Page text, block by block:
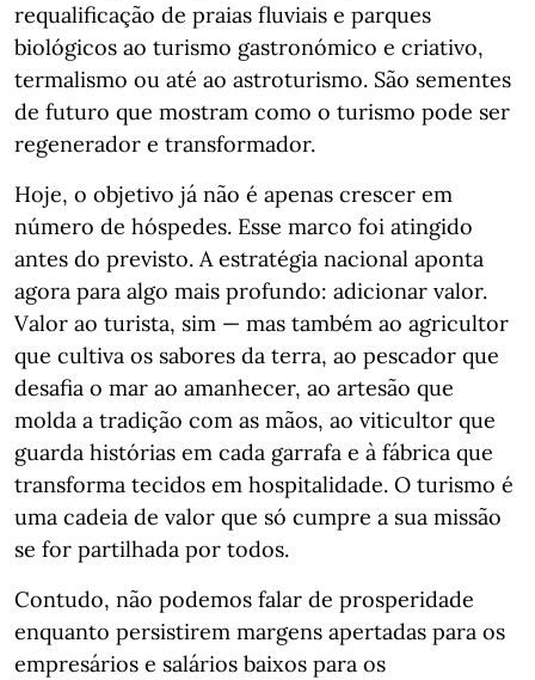
requalificação de praias fluviais e parques
biológicos ao turismo gastronómico e criativo,
termalismo ou até ao astroturismo. São sementes
de futuro que mostram como o turismo pode ser
regenerador e transformador.
Hoje, o objetivo já não é apenas crescer em
número de hóspedes. Esse marco foi atingido
antes do previsto. A estratégia nacional aponta
agora para algo mais profundo: adicionar valor.
Valor ao turista, sim — mas também ao agricultor
que cultiva os sabores da terra, ao pescador que
desafia o mar ao amanhecer, ao artesão que
molda a tradição com as mãos, ao viticultor que
guarda histórias em cada garrafa e à fábrica que
transforma tecidos em hospitalidade. O turismo é
uma cadeia de valor que só cumpre a sua missão
se for partilhada por todos.
Contudo, não podemos falar de prosperidade
enquanto persistirem margens apertadas para os
empresários e salários baixos para os